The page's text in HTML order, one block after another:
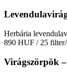
Herbária
890 HUF / 25
Virágszörpök